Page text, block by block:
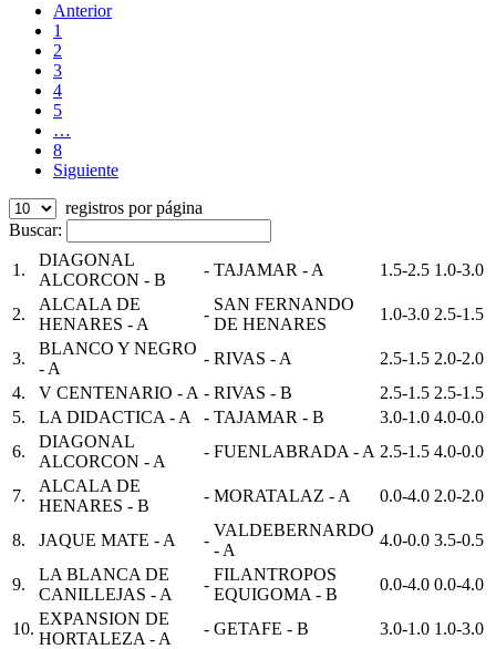
Anterior
1
2
3
4
5
…
8
Siguiente
registros por página
Buscar:
1.
DIAGONAL
ALCORCON - B
- TAJAMAR - A 1.5-2.5 1.0-3.0
2.
ALCALA DE
HENARES - A
-
SAN FERNANDO
DE HENARES
1.0-3.0 2.5-1.5
3.
BLANCO Y NEGRO
- A
- RIVAS - A 2.5-1.5 2.0-2.0
4.
V CENTENARIO - A - RIVAS - B 2.5-1.5 2.5-1.5
5.
LA DIDACTICA - A - TAJAMAR - B 3.0-1.0 4.0-0.0
6.
DIAGONAL
ALCORCON - A
- FUENLABRADA - A 2.5-1.5 4.0-0.0
7.
ALCALA DE
HENARES - B
- MORATALAZ - A 0.0-4.0 2.0-2.0
8. JAQUE MATE - A -
VALDEBERNARDO
- A
4.0-0.0 3.5-0.5
9.
LA BLANCA DE
CANILLEJAS - A
-
FILANTROPOS
EQUIGOMA - B
0.0-4.0 0.0-4.0
10.
EXPANSION DE
HORTALEZA - A
- GETAFE - B 3.0-1.0 1.0-3.0